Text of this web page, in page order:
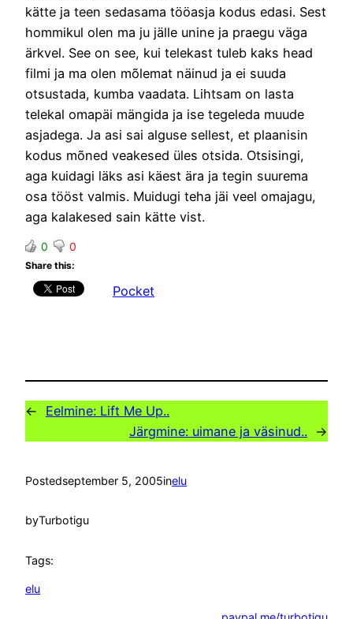
kätte ja teen sedasama tööasja kodus edasi. Sest
hommikul olen ma ju jälle unine ja praegu väga
ärkvel. See on see, kui telekast tuleb kaks head
filmi ja ma olen mõlemat näinud ja ei suuda
otsustada, kumba vaadata. Lihtsam on lasta
telekal omapäi mängida ja ise tegeleda muude
asjadega. Ja asi sai alguse sellest, et plaanisin
kodus mõned veakesed üles otsida. Otsisingi,
aga kuidagi läks asi käest ära ja tegin suurema
osa tööst valmis. Muidugi teha jäi veel omajagu,
aga kalakesed sain kätte vist.
0 0
Share this:
Pocket
← Eelmine: Lift Me Up..
Järgmine: uimane ja väsinud.. →
Postedseptember 5, 2005inelu
byTurbotigu
Tags:
elu